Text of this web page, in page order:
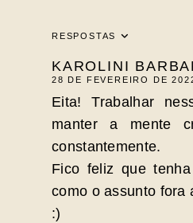
RESPOSTAS
KAROLINI
28 DE FEVEREIRO DE
Eita! Trabalhar
manter a mente
constantemente.
Fico feliz que
como o assunto fora
:)